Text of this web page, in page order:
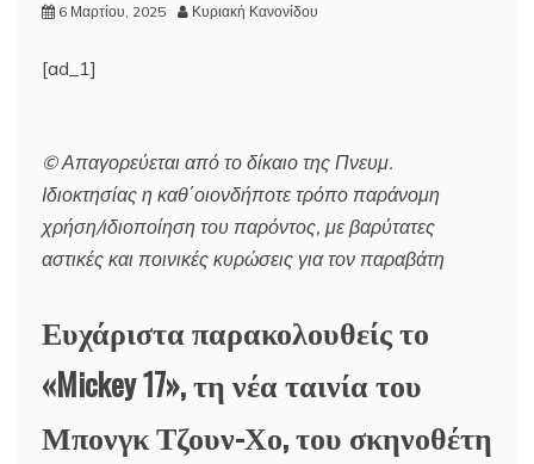
6 Μαρτίου, 2025 Κυριακή Κανονίδου
[ad_1]
© Απαγορεύεται από το δίκαιο της Πνευμ.
Ιδιοκτησίας η καθ΄οιονδήποτε τρόπο παράνομη
χρήση/ιδιοποίηση του παρόντος, με βαρύτατες
αστικές και ποινικές κυρώσεις για τον παραβάτη
Ευχάριστα παρακολουθείς το
«Mickey 17», τη νέα ταινία του
Μπονγκ Τζουν-Χο, του σκηνοθέτη